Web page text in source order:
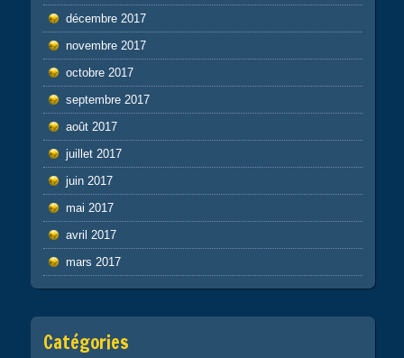
décembre 2017
novembre 2017
octobre 2017
septembre 2017
août 2017
juillet 2017
juin 2017
mai 2017
avril 2017
mars 2017
Catégories